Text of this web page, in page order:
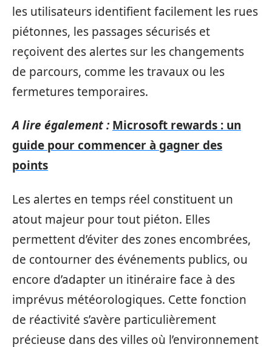
les utilisateurs identifient facilement les rues
piétonnes, les passages sécurisés et
reçoivent des alertes sur les changements
de parcours, comme les travaux ou les
fermetures temporaires.
A lire également : Microsoft rewards : un
guide pour commencer à gagner des
points
Les alertes en temps réel constituent un
atout majeur pour tout piéton. Elles
permettent d’éviter des zones encombrées,
de contourner des événements publics, ou
encore d’adapter un itinéraire face à des
imprévus météorologiques. Cette fonction
de réactivité s’avère particulièrement
précieuse dans des villes où l’environnement